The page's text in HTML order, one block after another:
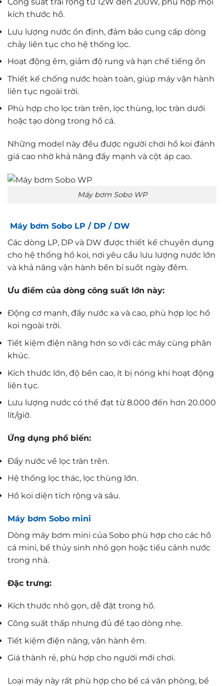
kích thước hồ.
Lưu lượng nước ổn định, đảm bảo cung cấp dòng
chảy liên tục cho hệ thống lọc.
Hoạt động êm, giảm độ rung và hạn chế tiếng ồn
Thiết kế chống nước hoàn toàn, giúp máy vận hành
liên tục ngoài trời.
Phù hợp cho lọc tràn trên, lọc thùng, lọc tràn dưới
hoặc tạo dòng trong hồ cá.
Những model này đều được người chơi hồ koi đánh
giá cao nhờ khả năng đẩy mạnh và cột áp cao.
Máy bơm Sobo WP
Máy bơm Sobo LP / DP / DW
Các dòng LP, DP và DW được thiết kế chuyên dụng
cho hệ thống hồ koi, nơi yêu cầu lưu lượng nước lớn
và khả năng vận hành bền bỉ suốt ngày đêm.
Ưu điểm của dòng công suất lớn này:
Động cơ mạnh, đẩy nước xa và cao, phù hợp lọc hồ
koi ngoài trời.
Tiết kiệm điện năng hơn so với các máy cùng phân
khúc.
Kích thước lớn, độ bền cao, ít bị nóng khi hoạt động
liên tục.
Lưu lượng nước có thể đạt từ 8.000 đến hơn 20.000
lít/giờ.
Ứng dụng phổ biến:
Đẩy nước về lọc tràn trên.
Hệ thống lọc thác, lọc thùng lớn.
Hồ koi diện tích rộng và sâu.
Máy bơm Sobo mini
Dòng máy bơm mini của Sobo phù hợp cho các hồ
cá mini, bể thủy sinh nhỏ gọn hoặc tiểu cảnh nước
trong nhà.
Đặc trưng:
Kích thước nhỏ gọn, dễ đặt trong hồ.
Công suất thấp nhưng đủ để tạo dòng nhẹ.
Tiết kiệm điện năng, vận hành êm.
Giá thành rẻ, phù hợp cho người mới chơi.
Loại máy này rất phù hợp cho bể cá văn phòng, bể